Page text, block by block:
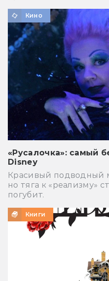
Кино
«Русалочка»: самый
Disney
Красивый подводный
но тяга к «реализму»
погубит.
Книги